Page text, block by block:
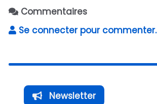
Commentaires
Se connecter pour commenter.
Newsletter